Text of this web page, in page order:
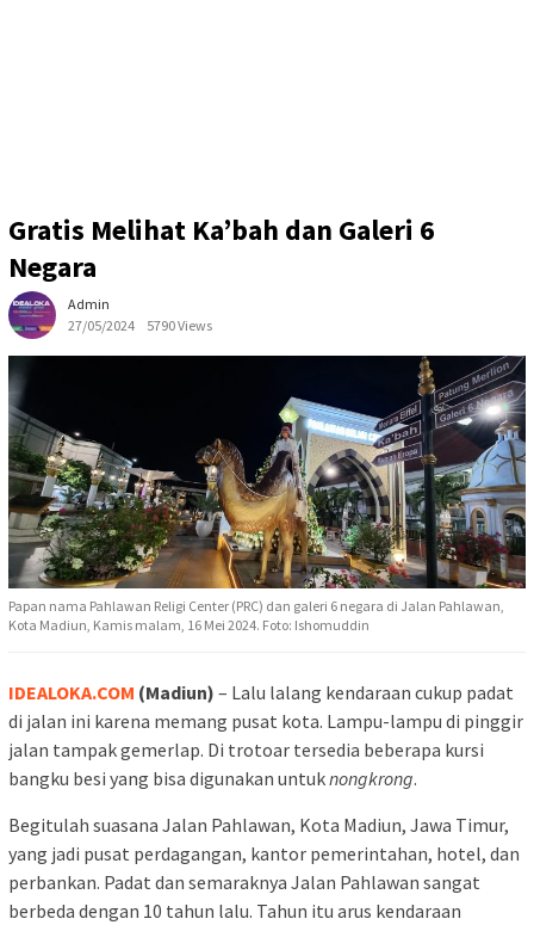
Gratis Melihat Ka’bah dan Galeri 6
Negara
Admin
27/05/2024
5790 Views
Papan nama Pahlawan Religi Center (PRC) dan galeri 6 negara di Jalan Pahlawan,
Kota Madiun, Kamis malam, 16 Mei 2024. Foto: Ishomuddin
IDEALOKA.COM (Madiun) – Lalu lalang kendaraan cukup padat
di jalan ini karena memang pusat kota. Lampu-lampu di pinggir
jalan tampak gemerlap. Di trotoar tersedia beberapa kursi
bangku besi yang bisa digunakan untuknongkrong.
Begitulah suasana Jalan Pahlawan, Kota Madiun, Jawa Timur,
yang jadi pusat perdagangan, kantor pemerintahan, hotel, dan
perbankan. Padat dan semaraknya Jalan Pahlawan sangat
berbeda dengan 10 tahun lalu. Tahun itu arus kendaraan